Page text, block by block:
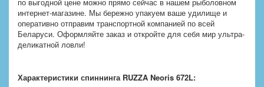
интернет-магазине. Мы бережно упакуем ваше удилище и
оперативно отправим транспортной компанией по всей
Беларуси. Оформляйте заказ и откройте для себя мир ультра-
деликатной ловли!
Характеристики спиннинга RUZZA Neoris 672L: